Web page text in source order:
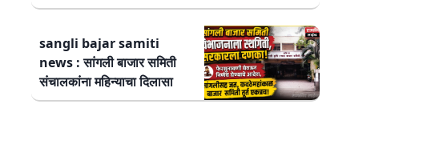
sangli bajar samiti
news : सांगली बाजार समिती
संचालकांना महिन्याचा दिलासा